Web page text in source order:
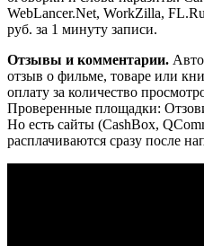
WebLancer.Net, WorkZilla,
руб. за 1 минуту записи.
Отзывы и комментарии.
отзыв о фильме, товаре или
оплату за количество
Проверенные площадки:
Но есть сайты (CashBox,
расплачиваются сразу после